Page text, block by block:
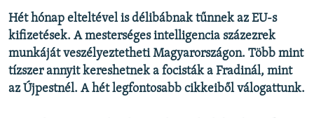
Hét hónap elteltével is délibábnak tűnnek az EU-s
kifizetések. A mesterséges intelligencia százezrek
munkáját veszélyeztetheti Magyarországon. Több mint
tízszer annyit kereshetnek a focisták a Fradinál, mint
az Újpestnél. A hét legfontosabb cikkeiből válogattunk.